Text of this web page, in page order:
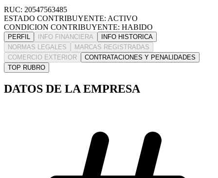
RUC: 20547563485
ESTADO CONTRIBUYENTE: ACTIVO
CONDICION CONTRIBUYENTE: HABIDO
PERFIL INFO FINANCIERA
INFO HISTORICA
NORMAS LEGALES
MARCAS REGISTRADAS
COMERCIO EXTERIOR
CONTRATACIONES Y PENALIDADES
TOP RUBRO
DATOS DE LA EMPRESA